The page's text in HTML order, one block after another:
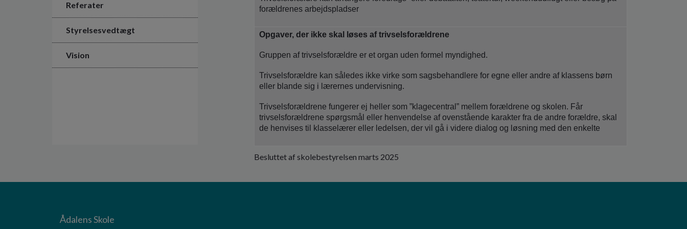
Referater
Styrelsesvedtægt
Vision
forældrenes arbejdspladser
Opgaver, der ikke skal løses af trivselsforældrene
Gruppen af trivselsforældre er et organ uden formel myndighed.
Trivselsforældre kan således ikke virke som sagsbehandlere for egne eller andre af klassens børn
eller blande sig i lærernes undervisning.
Trivselsforældrene fungerer ej heller som ”klagecentral” mellem forældrene og skolen. Får
trivselsforældrene spørgsmål eller henvendelse af ovenstående karakter fra de andre forældre, skal
de henvises til klasselærer eller ledelsen, der vil gå i videre dialog og løsning med den enkelte
Besluttet af skolebestyrelsen marts 2025
Ådalens Skole